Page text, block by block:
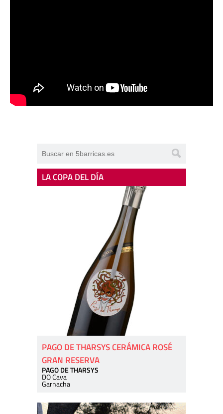
LA COPA DEL DÍA
PAGO DE THARSYS CERÁMICA ROSÉ
GRAN RESERVA
PAGO DE THARSYS
DO Cava
Garnacha